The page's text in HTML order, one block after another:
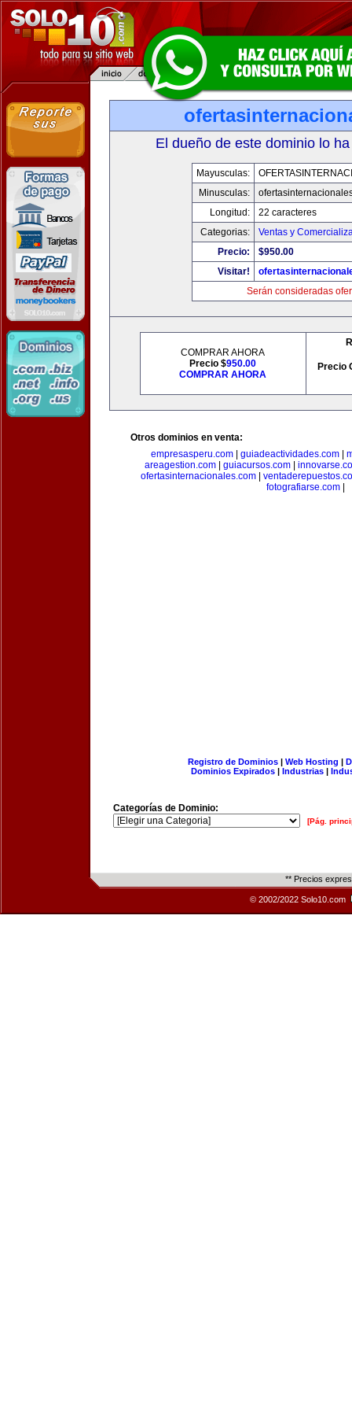
El dueño de este dominio lo
Mayusculas:
Minusculas:
Longitud:
22 caracteres
Categorias:
Ventas y
Precio:
$950.00
Visitar!
Serán consideradas
COMPRAR AHORA
Precio $950.00
COMPRAR AHORA
Precio
Otros dominios en venta:
empresasperu.com| guiadeactividades.com|
areagestion.com| guiacursos.com|
ofertasinternacionales.com|
fotografiarse.com
Registro de Dominios| Web Hosting |
Dominios Expirados | Industrias |
Categorías de Dominio:
[Pág.
** Precios
© 2002/2022 Solo10.com